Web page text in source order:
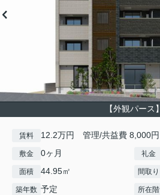
【外観パース】
賃料 12.2万円 管理/共益費 8,000円
敷金 0ヶ月 礼金
面積 44.95㎡ 間取り
築年数 予定 所在階